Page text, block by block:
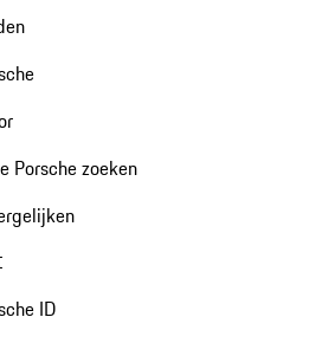
Porsche zoeken
ID